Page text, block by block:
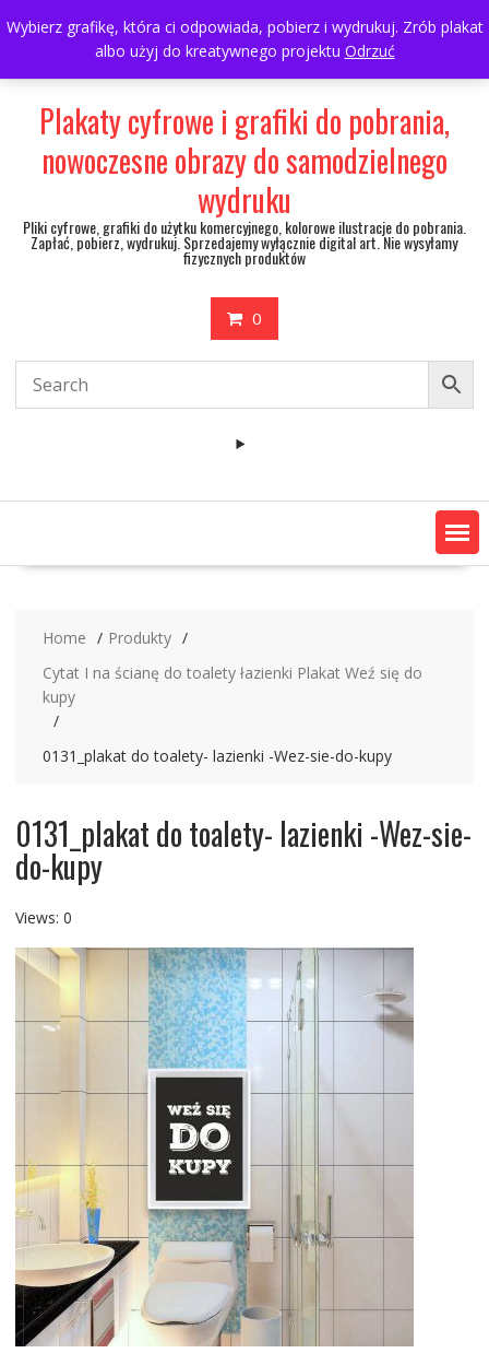
Wybierz grafikę, która ci odpowiada, pobierz i wydrukuj. Zrób plakat
albo użyj do kreatywnego projektu Odrzuć
to
697063361
walulik@gmail.com
My Account
Plakaty cyfrowe i grafiki do pobrania,
nowoczesne obrazy do samodzielnego
wydruku
Pliki cyfrowe, grafiki do użytku komercyjnego, kolorowe ilustracje do pobrania.
Zapłać, pobierz, wydrukuj. Sprzedajemy wyłącznie digital art. Nie wysyłamy
fizycznych produktów
0
Home
Produkty
Cytat I na ścianę do toalety łazienki Plakat Weź się do
kupy
0131_plakat do toalety- lazienki -Wez-sie-do-kupy
0131_plakat do toalety- lazienki -Wez-sie-
do-kupy
Views: 0